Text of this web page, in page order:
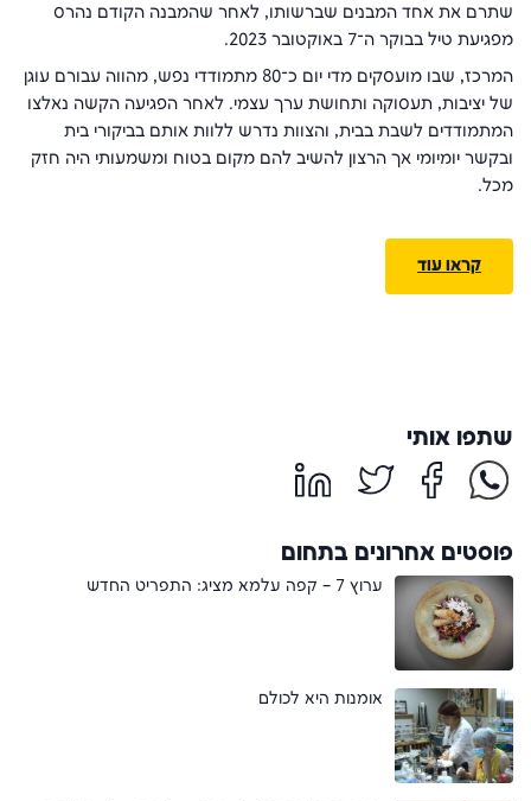
שתרם את אחד המבנים שברשותו, לאחר שהמבנה הקודם נהרס
מפגיעת טיל בבוקר ה־7 באוקטובר 2023.
המרכז, שבו מועסקים מדי יום כ־80 מתמודדי נפש, מהווה עבורם עוגן
של יציבות, תעסוקה ותחושת ערך עצמי. לאחר הפגיעה הקשה נאלצו
המתמודדים לשבת בבית, והצוות נדרש ללוות אותם בביקורי בית
ובקשר יומיומי אך הרצון להשיב להם מקום בטוח ומשמעותי היה חזק
מכל.
קראו עוד
שתפו אותי
פוסטים אחרונים בתחום
ערוץ 7 – קפה עלמא מציג: התפריט החדש
אומנות היא לכולם